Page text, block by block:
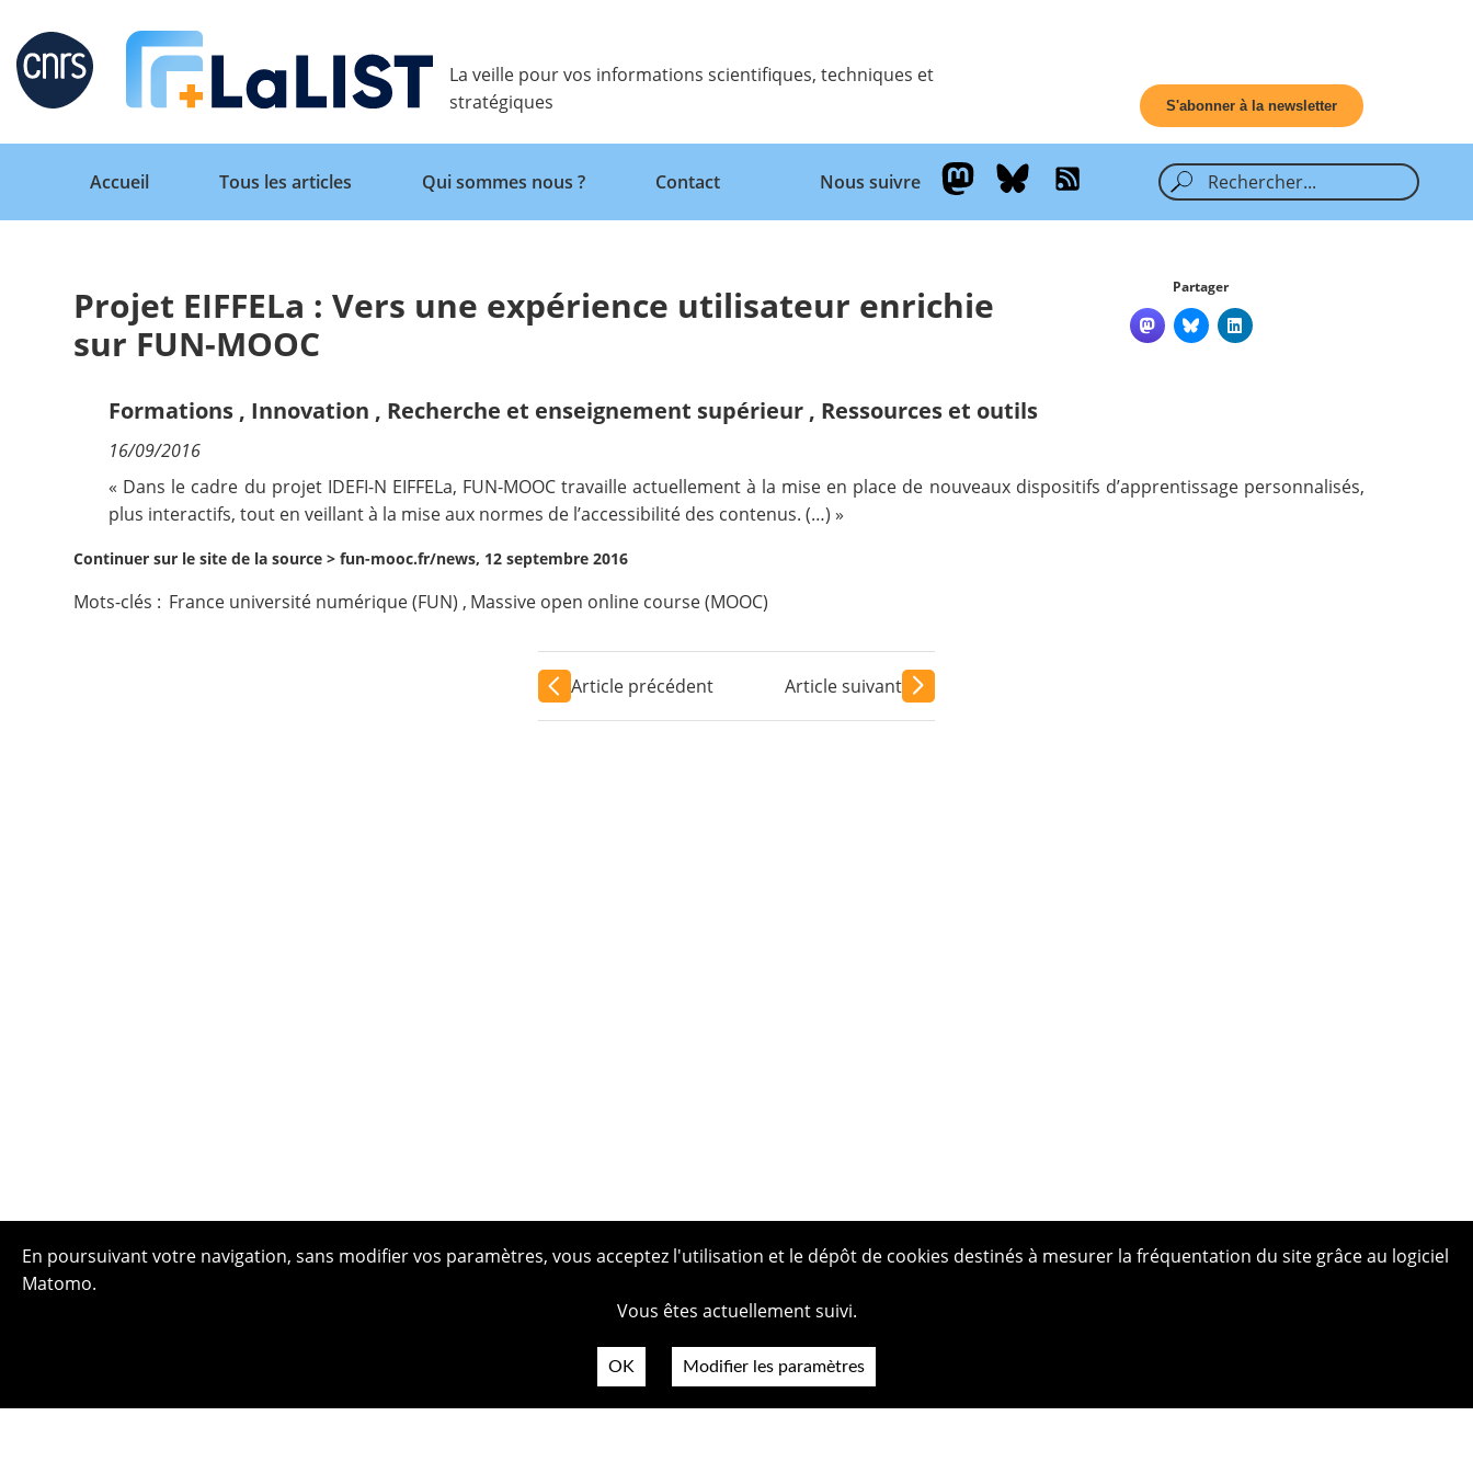
Retour
Accueil
Qui sommes nous ?
Nous suivre
La veille pour vos informations scientifiques, techniques et
stratégiques
S'abonner à la newsletter
Retour
Accueil
Tous les articles Qui sommes nous ? Contact Nous suivre
Projet EIFFELa : Vers une expérience utilisateur enrichie
sur FUN-MOOC
Partager
Formations , Innovation , Recherche et enseignement supérieur , Ressources et outils
16/09/2016
« Dans le cadre du projet IDEFI-N EIFFELa, FUN-MOOC travaille actuellement à la mise en place de nouveaux dispositifs d’apprentissage personnalisés,
plus interactifs, tout en veillant à la mise aux normes de l’accessibilité des contenus. (…) »
Continuer sur le site de la source >fun-mooc.fr/news, 12 septembre 2016
Mots-clés : France université numérique (FUN) , Massive open online course (MOOC)
Article précédent Article suivant
En poursuivant votre navigation, sans modifier vos paramètres, vous acceptez l'utilisation et le dépôt de cookies destinés à mesurer la fréquentation du site grâce au logiciel
Matomo.
Vous êtes actuellement suivi.
OK Modifier les paramètres